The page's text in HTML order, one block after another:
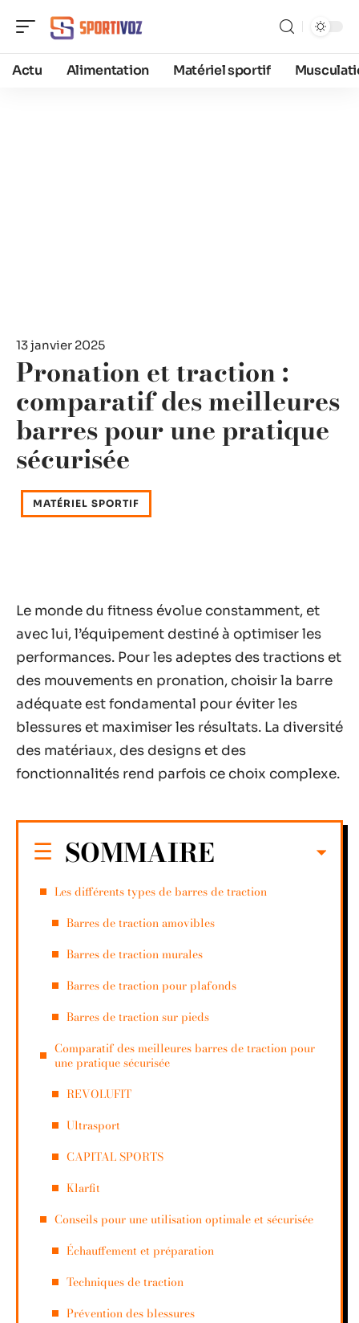
Actu Alimentation Matériel sportif
13 janvier 2025
Pronation et traction :
comparatif des meilleures
barres pour une pratique
sécurisée
MATÉRIEL SPORTIF
Le monde du fitness évolue constamment, et
avec lui, l’équipement destiné à optimiser les
performances. Pour les adeptes des tractions et
des mouvements en pronation, choisir la barre
adéquate est fondamental pour éviter les
blessures et maximiser les résultats. La diversité
des matériaux, des designs et des
fonctionnalités rend parfois ce choix complexe.
SOMMAIRE
Les différents types de barres de traction
Barres de traction amovibles
Barres de traction murales
Barres de traction pour plafonds
Barres de traction sur pieds
Comparatif des meilleures barres de traction pour
une pratique sécurisée
REVOLUFIT
Ultrasport
CAPITAL SPORTS
Klarfit
Conseils pour une utilisation optimale et sécurisée
Échauffement et préparation
Techniques de traction
Prévention des blessures